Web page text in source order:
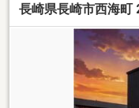
長崎県長崎市西海町